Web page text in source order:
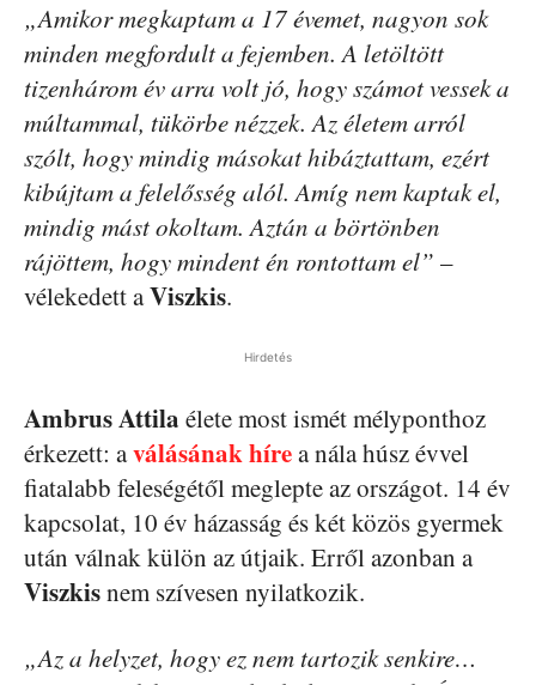
„Amikor megkaptam a 17 évemet, nagyon sok
minden megfordult a fejemben. A letöltött
tizenhárom év arra volt jó, hogy számot vessek a
múltammal, tükörbe nézzek. Az életem arról
szólt, hogy mindig másokat hibáztattam, ezért
kibújtam a felelősség alól. Amíg nem kaptak el,
mindig mást okoltam. Aztán a börtönben
rájöttem, hogy mindent én rontottam el” –
vélekedett aViszkis.
Hirdetés
Ambrus Attila élete most ismét mélyponthoz
érkezett: aválásának hírea nála húsz évvel
fiatalabb feleségétől meglepte az országot. 14 év
kapcsolat, 10 év házasság és két közös gyermek
után válnak külön az útjaik. Erről azonban a
Viszkisnem szívesen nyilatkozik.
„Az a helyzet, hogy ez nem tartozik senkire…